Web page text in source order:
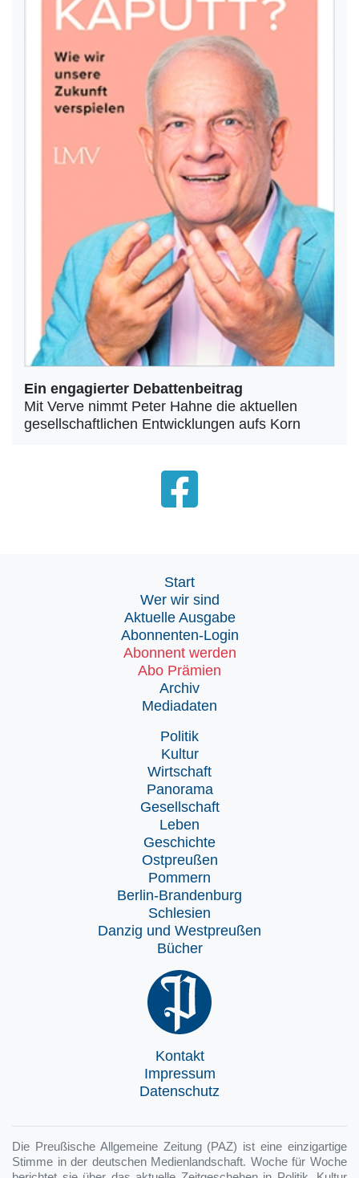
Ein engagierter Debattenbeitrag
Mit Verve nimmt Peter Hahne die aktuellen
gesellschaftlichen Entwicklungen aufs Korn
Start
Wer wir sind
Aktuelle Ausgabe
Abonnenten-Login
Abonnent werden
Abo Prämien
Archiv
Mediadaten
Politik
Kultur
Wirtschaft
Panorama
Gesellschaft
Leben
Geschichte
Ostpreußen
Pommern
Berlin-Brandenburg
Schlesien
Danzig und Westpreußen
Bücher
Kontakt
Impressum
Datenschutz
Die Preußische Allgemeine Zeitung (PAZ) ist eine einzigartige
Stimme in der deutschen Medienlandschaft. Woche für Woche